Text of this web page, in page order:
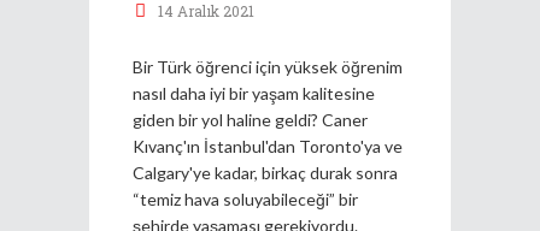
14 Aralık 2021
Bir Türk öğrenci için yüksek öğrenim
nasıl daha iyi bir yaşam kalitesine
giden bir yol haline geldi? Caner
Kıvanç'ın İstanbul'dan Toronto'ya ve
Calgary'ye kadar, birkaç durak sonra
“temiz hava soluyabileceği” bir
şehirde yaşaması gerekiyordu.